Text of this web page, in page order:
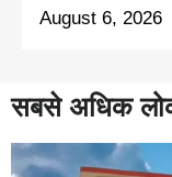
August 6, 2026
सबसे अधिक